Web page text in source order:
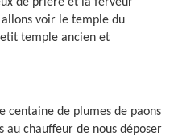
voir le temple du
temple ancien et
centaine de plumes de paons
au chauffeur de nous déposer